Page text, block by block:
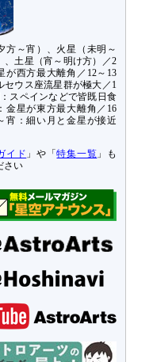
方～宵）、火星（未明～
、土星（宵～明け方）／2
が西方最大離角／12～13
セウス座流星群が極大／1
スペインなどで皆既日食
金星が東方最大離角／16
宵：細い月と金星が接近
イド 」や「特集一覧 」も
さい